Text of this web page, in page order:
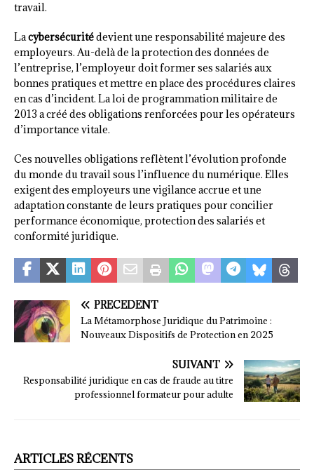
travail.
Lacybersécuritédevient une responsabilité majeure des
employeurs. Au-delà de la protection des données de
l’entreprise, l’employeur doit former ses salariés aux
bonnes pratiques et mettre en place des procédures claires
en cas d’incident. La loi de programmation militaire de
2013 a créé des obligations renforcées pour les opérateurs
d’importance vitale.
Ces nouvelles obligations reflètent l’évolution profonde
du monde du travail sous l’influence du numérique. Elles
exigent des employeurs une vigilance accrue et une
adaptation constante de leurs pratiques pour concilier
performance économique, protection des salariés et
conformité juridique.
PRÉCÉDENT
La Métamorphose Juridique du Patrimoine :
Nouveaux Dispositifs de Protection en 2025
SUIVANT
Responsabilité juridique en cas de fraude au titre
professionnel formateur pour adulte
ARTICLES RÉCENTS